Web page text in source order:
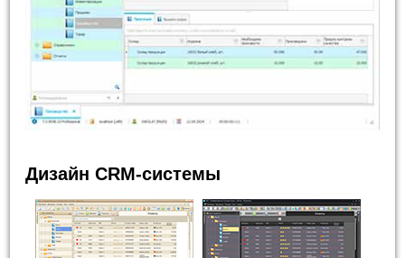
Дизайн CRM-системы